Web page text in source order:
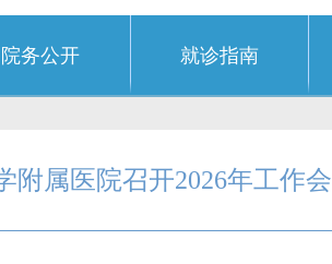
院务公开 就诊指南
附属医院召开2026年工作会